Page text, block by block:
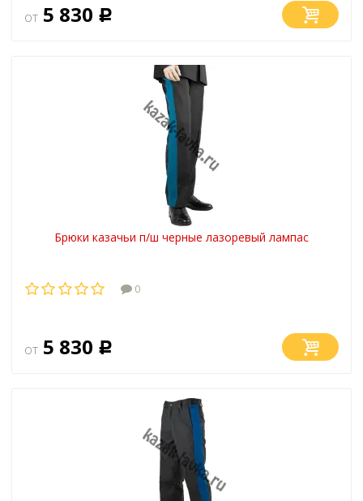
от 5 830 Р
Брюки казачьи п/ш черные лазоревый лампас
0
от 5 830 Р